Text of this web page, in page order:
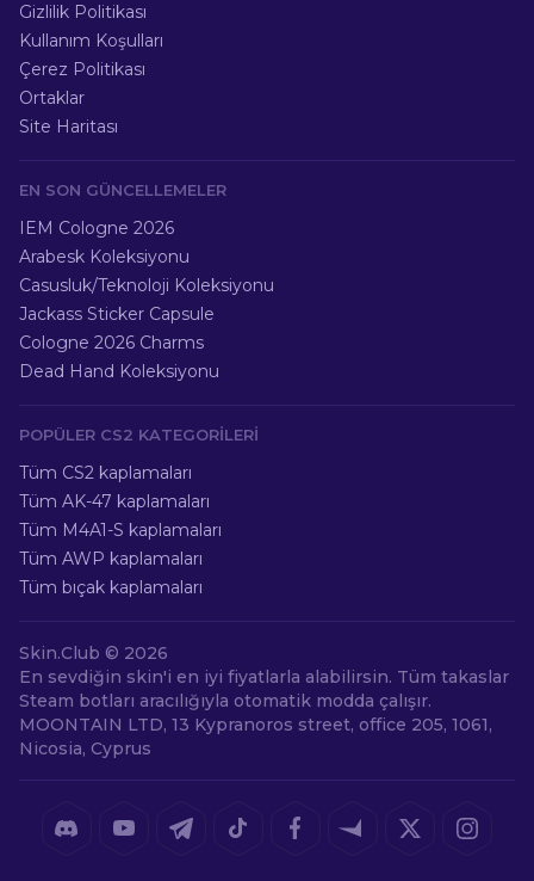
Gizlilik Politikası
Kullanım Koşulları
Çerez Politikası
Ortaklar
Site Haritası
EN SON GÜNCELLEMELER
IEM Cologne 2026
Arabesk Koleksiyonu
Casusluk/Teknoloji Koleksiyonu
Jackass Sticker Capsule
Cologne 2026 Charms
Dead Hand Koleksiyonu
POPÜLER CS2 KATEGORILERI
Tüm CS2 kaplamaları
Tüm AK-47 kaplamaları
Tüm M4A1-S kaplamaları
Tüm AWP kaplamaları
Tüm bıçak kaplamaları
Skin.Club © 2026
En sevdiğin skin'i en iyi fiyatlarla alabilirsin. Tüm takaslar
Steam botları aracılığıyla otomatik modda çalışır.
MOONTAIN LTD, 13 Kypranoros street, office 205, 1061,
Nicosia, Cyprus